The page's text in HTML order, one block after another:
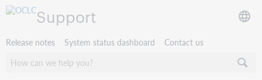
Support
Release notes System status dashboard Contact us